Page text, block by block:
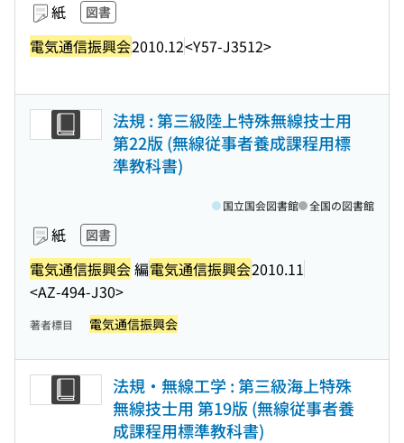
紙 図書
電気通信振興会2010.12<Y57-J3512>
法規 : 第三級陸上特殊無線技士用
第22版 (無線従事者養成課程用標
準教科書)
紙 図書
電気通信振興会編電気通信振興会2010.11
<AZ-494-J30>
国立国会図書館 全国の図書館
著者標目 電気通信振興会
法規・無線工学 : 第三級海上特殊
無線技士用 第19版 (無線従事者養
成課程用標準教科書)